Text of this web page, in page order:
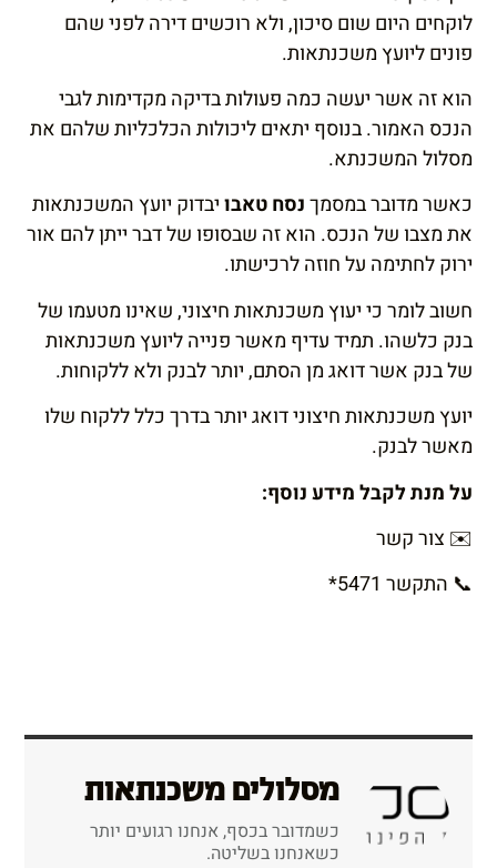
לוקחים היום שום סיכון, ולא רוכשים דירה לפני שהם
פונים ליועץ משכנתאות.
הוא זה אשר יעשה כמה פעולות בדיקה מקדימות לגבי
הנכס האמור. בנוסף יתאים ליכולות הכלכליות שלהם את
מסלול המשכנתא.
כאשר מדובר במסמךנסח טאבויבדוק יועץ המשכנתאות
את מצבו של הנכס. הוא זה שבסופו של דבר ייתן להם אור
ירוק לחתימה על חוזה לרכישתו.
חשוב לומר כי יעוץ משכנתאות חיצוני, שאינו מטעמו של
בנק כלשהו. תמיד עדיף מאשר פנייה ליועץ משכנתאות
של בנק אשר דואג מן הסתם, יותר לבנק ולא ללקוחות.
יועץ משכנתאות חיצוני דואג יותר בדרך כלל ללקוח שלו
מאשר לבנק.
על מנת לקבל מידע נוסף:
צור קשר ✉️
*5471
📞
מסלולים משכנתאות
כשמדובר בכסף, אנחנו רגועים יותר
כשאנחנו בשליטה.